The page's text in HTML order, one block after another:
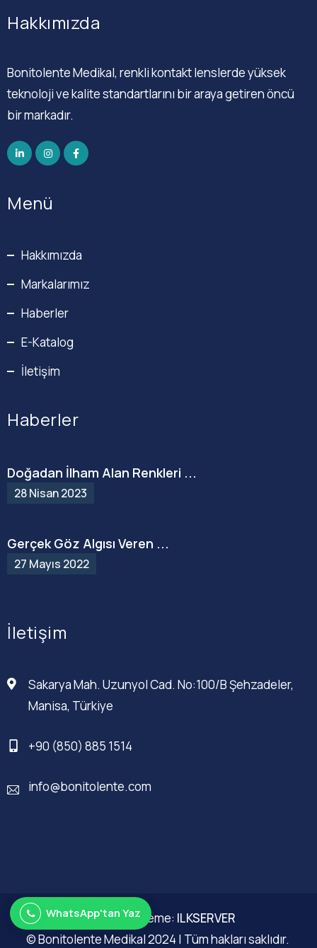
Hakkımızda
Bonitolente Medikal, renkli kontakt lenslerde yüksek
teknoloji ve kalite standartlarını bir araya getiren öncü
bir markadır.
Menü
Hakkımızda
Markalarımız
Haberler
E-Katalog
İletişim
Haberler
Doğadan İlham Alan Renkleri ...
28 Nisan 2023
Gerçek Göz Algısı Veren ...
27 Mayıs 2022
İletişim
Sakarya Mah. Uzunyol Cad. No:100/B Şehzadeler,
Manisa, Türkiye
+90 (850) 885 1514
info@bonitolente.com
Web Düzenleme: ILKSERVER
© Bonitolente Medikal 2024 | Tüm hakları saklıdır.
WhatsApp'tan Yaz